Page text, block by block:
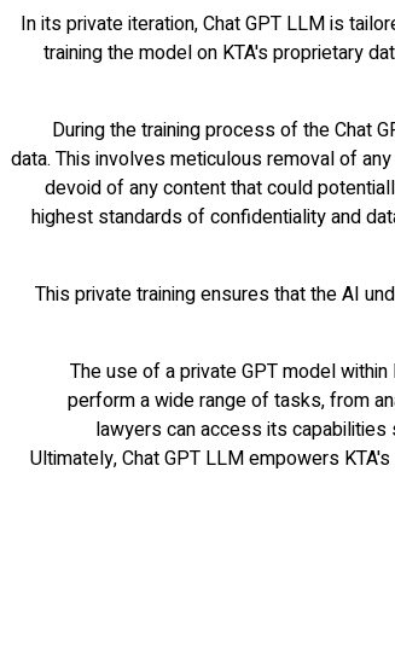
In its private iteration, Chat GPT LLM is
training the model on KTA's proprietary
During the training process of the Chat
data. This involves meticulous removal of
devoid of any content that could
highest standards of confidentiality and
This private training ensures that the AI
The use of a private GPT model
perform a wide range of tasks, from
lawyers can access its
Ultimately, Chat GPT LLM empowers